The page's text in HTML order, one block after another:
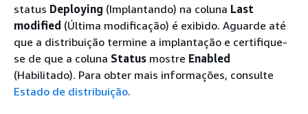
status Deploying (Implantando) na coluna Last
modified (Última modificação) é exibido. Aguarde até
que a distribuição termine a implantação e certifique-
se de que a coluna Status mostre Enabled
(Habilitado). Para obter mais informações, consulte
Estado de distribuição.